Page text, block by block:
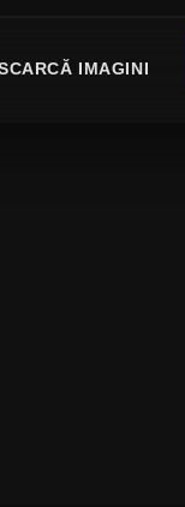
IMAGINI